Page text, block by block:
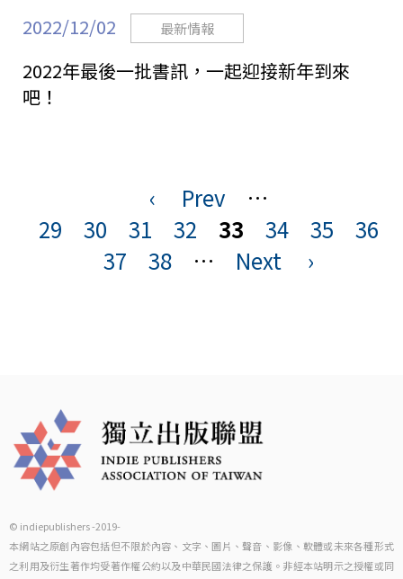
2022/12/02 最新情報
2022年最後一批書訊，一起迎接新年到來
吧！
面
‹ Prev
…
29
30 31 32 33 34 35
36
37
38 … Next ›
© indiepublishers -2019-
本網站之原創內容包括但不限於內容、文字、圖片、聲音、影像、軟體或未來各種形式
之利用及衍生著作均受著作權公約以及中華民國法律之保護。非經本站明示之授權或同